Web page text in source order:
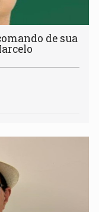
de sua